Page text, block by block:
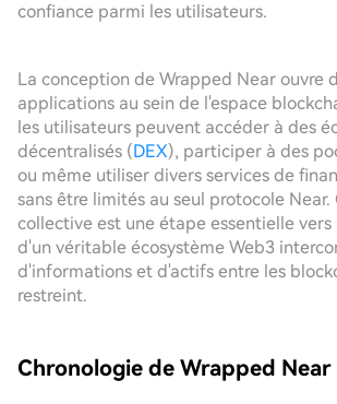
confiance parmi les utilisateurs.
La conception de Wrapped Near ouvre
applications au sein de l'espace
les utilisateurs peuvent accéder à des
décentralisés (DEX), participer à des
ou même utiliser divers services de
sans être limités au seul protocole
collective est une étape essentielle vers
d'un véritable écosystème Web3
d'informations et d'actifs entre les
restreint.
Chronologie de Wrapped Near